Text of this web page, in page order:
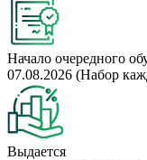
Начало очередного
07.08.2026 (Набор
Выдается